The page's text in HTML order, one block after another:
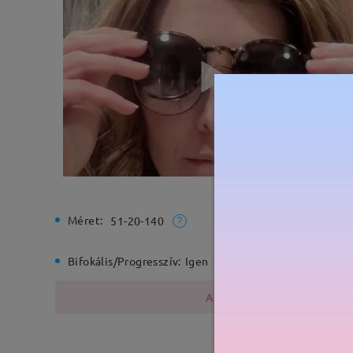
Méret: 51-20-140
Bifokális/Progresszív: Igen
A fémszerkezet nikkelt